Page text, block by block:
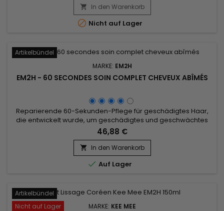
von der Wurzel bis zur Spitze.&nbsp; Seine
außergewöhnliche Formel auf der Basis von DNA, Seriliss,
stärkenden...
 In den Warenkorb
 Nicht auf Lager
Artikelbündel
MARKE: EM2H
EM2H - 60 SECONDES SOIN COMPLET CHEVEUX ABÎMÉS
Reparierende 60-Sekunden-Pflege für geschädigtes Haar,
die entwickelt wurde, um geschädigtes und geschwächtes
Haar zu revitalisieren und tiefenwirksam zu reparieren. Das
Em2h 60 Sekunden Smart Solution Kit füllt auf, stärkt die Faser
von innen heraus und versorgt das Haar sanft mit
Feuchtigkeit. Dank seiner hochkonzentrierten Formel mit
Aminosäuren und...
46,88 €
 In den Warenkorb
 Auf Lager
Artikelbündel
Nicht auf Lager
MARKE: KEE MEE